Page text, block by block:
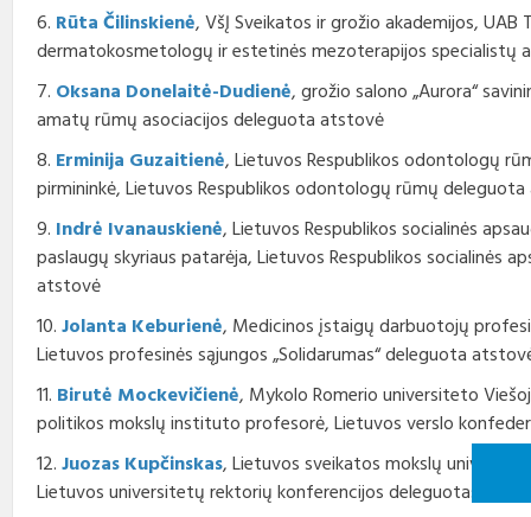
Karjera
6. Rūta Čilinskienė, VšĮ Sveikatos ir grožio akademijos,
dermatokosmetologų ir estetinės mezoterapijos specialistų
7. Oksana Donelaitė-Dudienė, grožio salono „Aurora“
amatų rūmų asociacijos deleguota atstovė
8. Erminija Guzaitienė, Lietuvos Respublikos odontologų
pirmininkė, Lietuvos Respublikos odontologų rūmų
9. Indrė Ivanauskienė, Lietuvos Respublikos socialinės
paslaugų skyriaus patarėja, Lietuvos Respublikos socialinės
atstovė
10.Jolanta Keburienė, Medicinos įstaigų darbuotojų
Lietuvos profesinės sąjungos „Solidarumas“ deleguota
11. Birutė Mockevičienė, Mykolo Romerio universiteto
politikos mokslų instituto profesorė, Lietuvos verslo
12.Juozas Kupčinskas, Lietuvos sveikatos mokslų
Lietuvos universitetų rektorių konferencijos deleguotas